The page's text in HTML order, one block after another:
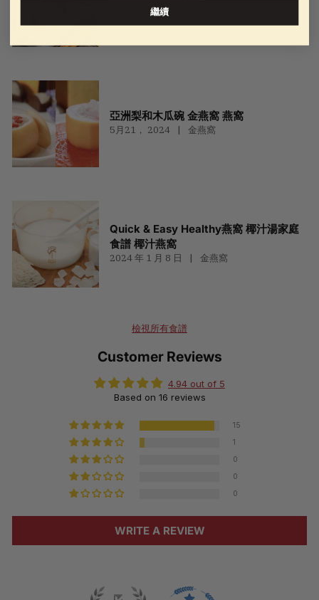
2024 年 10 月 30 日
亞洲梨和木瓜碗 金燕窩 燕窩
5月21， 2024 金燕窩
Quick & Easy Healthy燕窩 椰汁湯家庭
食譜 椰汁燕窩
2024 年 1 月 8 日 金燕窩
檢視所有食譜
Customer Reviews
4.94 out of 5
Based on 16 reviews
15
1
0
0
0
WRITE A REVIEW
繼續